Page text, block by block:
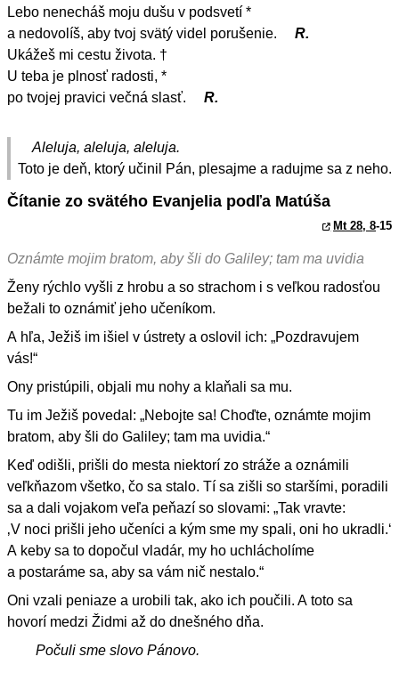
Lebo nenecháš moju dušu v podsvetí *
a nedovolíš, aby tvoj svätý videl porušenie.
R.
Ukážeš mi cestu života. †
U teba je plnosť radosti, *
po tvojej pravici večná slasť.
R.
Aleluja, aleluja, aleluja.
Toto je deň, ktorý učinil Pán, plesajme a radujme sa z neho.
Čítanie zo svätého Evanjelia podľa Matúša
Mt 28, 8-15
Oznámte mojim bratom, aby šli do Galiley; tam ma uvidia
Ženy rýchlo vyšli z hrobu a so strachom i s veľkou radosťou
bežali to oznámiť jeho učeníkom.
A hľa, Ježiš im išiel v ústrety a oslovil ich: „Pozdravujem
vás!“
Ony pristúpili, objali mu nohy a klaňali sa mu.
Tu im Ježiš povedal: „Nebojte sa! Choďte, oznámte mojim
bratom, aby šli do Galiley; tam ma uvidia.“
Keď odišli, prišli do mesta niektorí zo stráže a oznámili
veľkňazom všetko, čo sa stalo. Tí sa zišli so staršími, poradili
sa a dali vojakom veľa peňazí so slovami: „Tak vravte:
‚V noci prišli jeho učeníci a kým sme my spali, oni ho ukradli.‘
A keby sa to dopočul vladár, my ho uchlácholíme
a postaráme sa, aby sa vám nič nestalo.“
Oni vzali peniaze a urobili tak, ako ich poučili. A toto sa
hovorí medzi Židmi až do dnešného dňa.
Počuli sme slovo Pánovo.